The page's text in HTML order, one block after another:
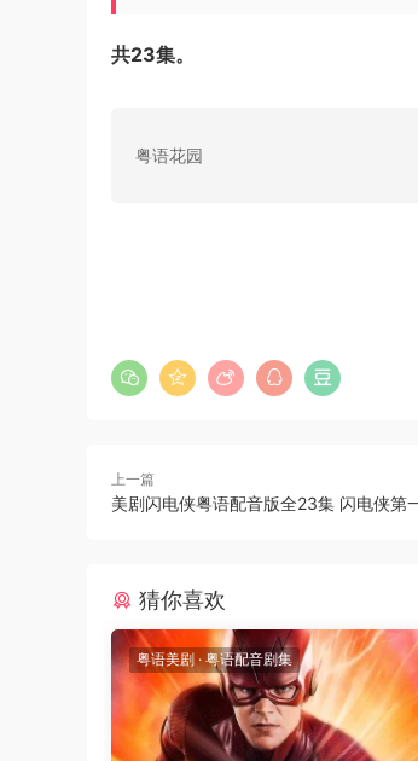
共23集。
粤语花园
上一篇
美剧闪电侠粤语配音版全23集 闪电侠第
猜你喜欢
粤语美剧 · 粤语配音剧集